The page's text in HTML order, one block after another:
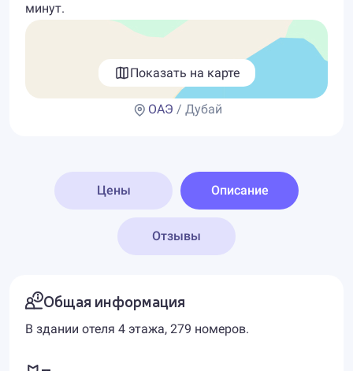
минут.
Показать на карте
ОАЭ / Дубай
Цены Описание
Отзывы
Общая информация
В здании отеля 4 этажа, 279 номеров.